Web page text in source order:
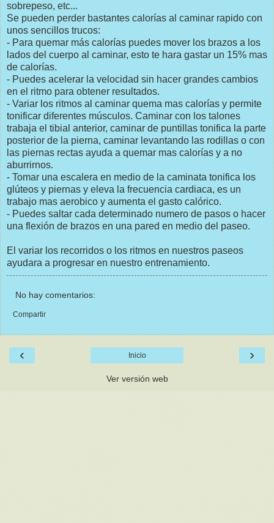
sobrepeso, etc...
Se pueden perder bastantes calorías al caminar rapido con
unos sencillos trucos:
- Para quemar más calorías puedes mover los brazos a los
lados del cuerpo al caminar, esto te hara gastar un 15% mas
de calorías.
- Puedes acelerar la velocidad sin hacer grandes cambios
en el ritmo para obtener resultados.
- Variar los ritmos al caminar quema mas calorías y permite
tonificar diferentes músculos. Caminar con los talones
trabaja el tibial anterior, caminar de puntillas tonifica la parte
posterior de la pierna, caminar levantando las rodillas o con
las piernas rectas ayuda a quemar mas calorías y a no
aburrirnos.
- Tomar una escalera en medio de la caminata tonifica los
glúteos y piernas y eleva la frecuencia cardiaca, es un
trabajo mas aerobico y aumenta el gasto calórico.
- Puedes saltar cada determinado numero de pasos o hacer
una flexión de brazos en una pared en medio del paseo.
El variar los recorridos o los ritmos en nuestros paseos
ayudara a progresar en nuestro entrenamiento.
No hay comentarios:
Compartir
‹ ›
Inicio
Ver versión web